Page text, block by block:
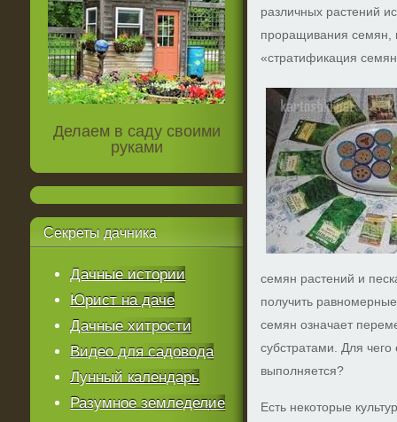
различных растений
проращивания семян,
«стратификация
семян растений и
получить
семян означает
субстратами. Для
выполняется?
Есть некоторые
Делаем в саду своими
руками
Секреты дачника
Дачные истории
Юрист на даче
Дачные хитрости
Видео для садовода
Лунный календарь
Разумное земледелие